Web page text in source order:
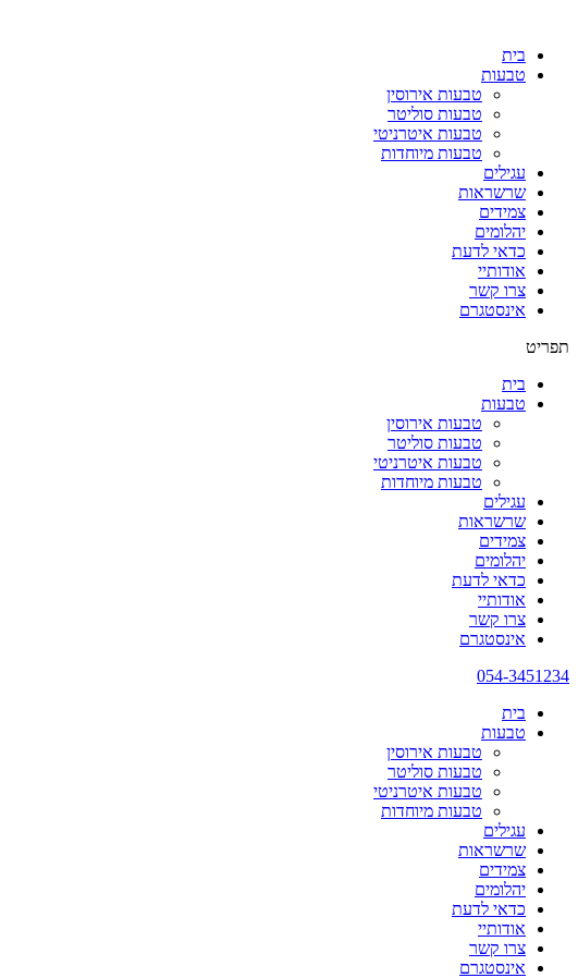
בית
טבעות
טבעות אירוסין
טבעות סוליטר
טבעות איטרניטי
טבעות מיוחדות
עגילים
שרשראות
צמידים
יהלומים
כדאי לדעת
אודותיי
צרו קשר
אינסטגרם
תפריט
בית
טבעות
טבעות אירוסין
טבעות סוליטר
טבעות איטרניטי
טבעות מיוחדות
עגילים
שרשראות
צמידים
יהלומים
כדאי לדעת
אודותיי
צרו קשר
אינסטגרם
054-3451234
בית
טבעות
טבעות אירוסין
טבעות סוליטר
טבעות איטרניטי
טבעות מיוחדות
עגילים
שרשראות
צמידים
יהלומים
כדאי לדעת
אודותיי
צרו קשר
אינסטגרם